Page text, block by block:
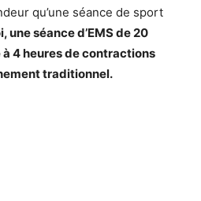
qu’une séance de sport
une séance d’EMS de 20
4 heures de contractions
traditionnel.